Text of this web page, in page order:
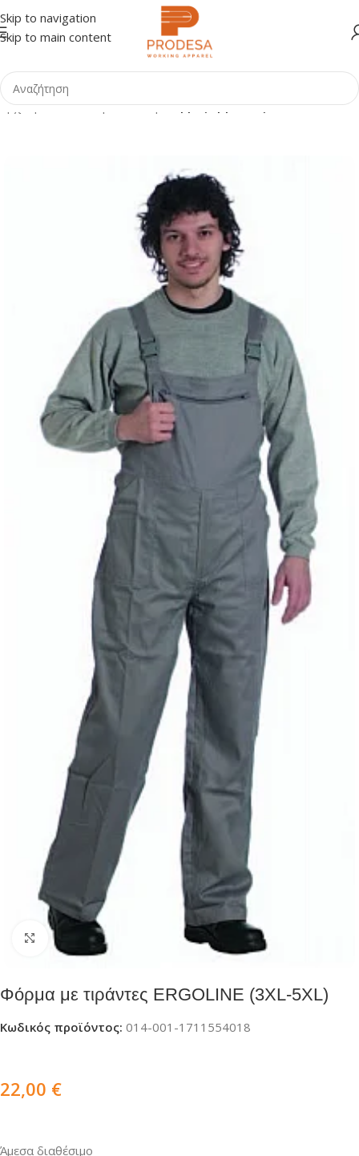
Skip to navigation
Skip to main content
Αρχική σελίδα Shop Ένδυση Φόρμες εργασίας
Click to enlarge
Φόρμα με τιράντες ERGOLINE (3XL-5XL)
Κωδικός προϊόντος: 014-001-1711554018
22,00 €
Άμεσα διαθέσιμο